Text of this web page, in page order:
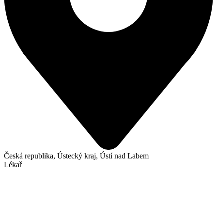
Česká republika, Ústecký kraj, Ústí nad Labem
Lékař